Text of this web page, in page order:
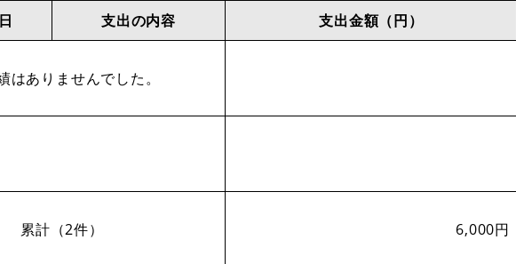
支出の内容 支出金額（円）
はありませんでした。
累計（2件） 6,000円